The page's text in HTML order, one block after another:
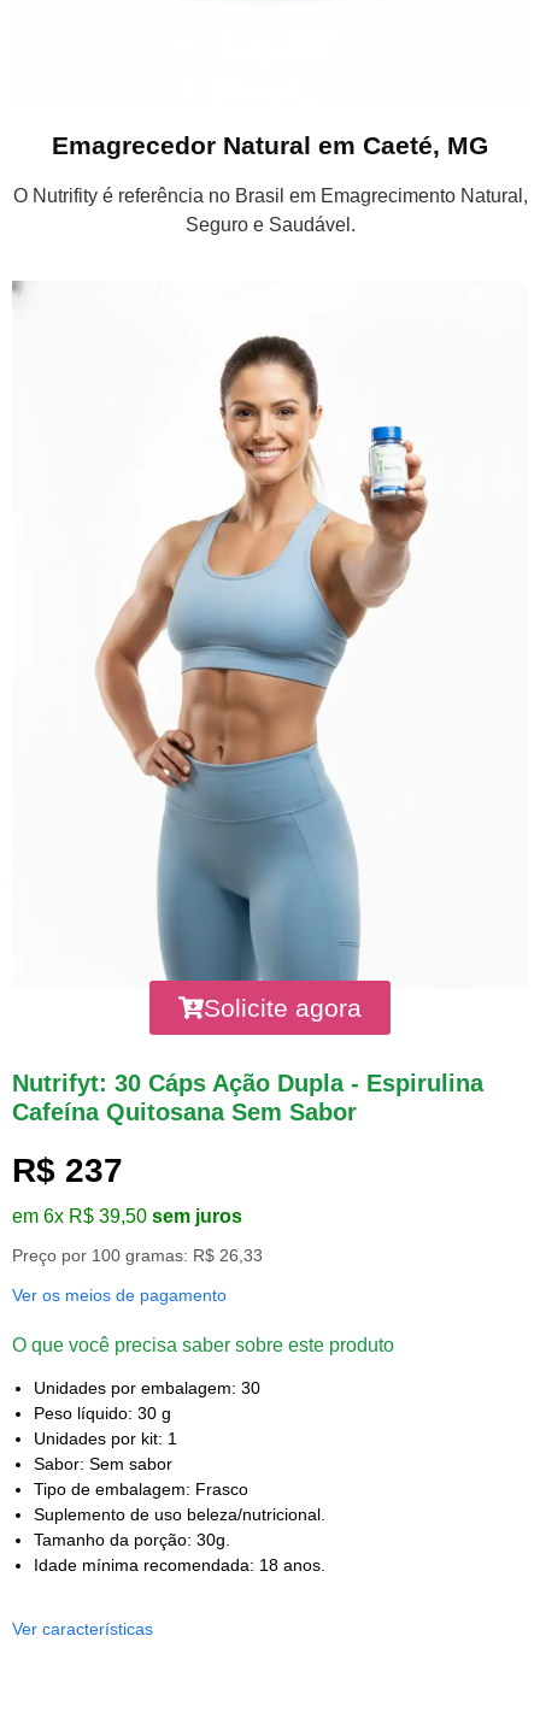
Emagrecedor Natural em Caeté, MG
O Nutrifity é referência no Brasil em Emagrecimento Natural,
Seguro e Saudável.
Solicite agora
Nutrifyt: 30 Cáps Ação Dupla - Espirulina
Cafeína Quitosana Sem Sabor
R$ 237
em 6x R$ 39,50 sem juros
Preço por 100 gramas: R$ 26,33
Ver os meios de pagamento
O que você precisa saber sobre este produto
Unidades por embalagem: 30
Peso líquido: 30 g
Unidades por kit: 1
Sabor: Sem sabor
Tipo de embalagem: Frasco
Suplemento de uso beleza/nutricional.
Tamanho da porção: 30g.
Idade mínima recomendada: 18 anos.
Ver características